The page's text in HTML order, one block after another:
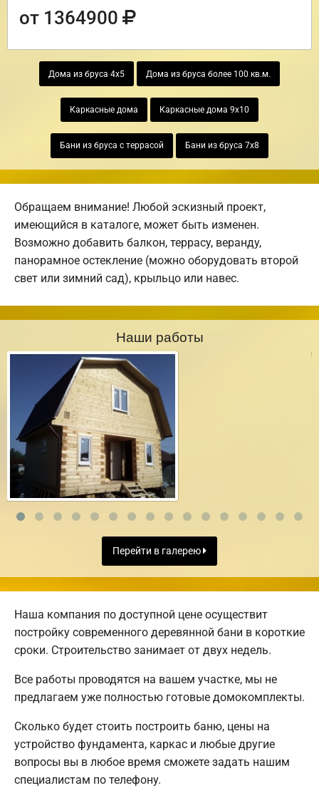
от 1364900
Дома из бруса 4х5 Дома из бруса более 100 кв.м.
Каркасные дома Каркасные дома 9х10
Бани из бруса с террасой Бани из бруса 7х8
Обращаем внимание! Любой эскизный проект,
имеющийся в каталоге, может быть изменен.
Возможно добавить балкон, террасу, веранду,
панорамное остекление (можно оборудовать второй
свет или зимний сад), крыльцо или навес.
Наши работы
Перейти в галерею
Наша компания по доступной цене осуществит
постройку современного деревянной бани в короткие
сроки. Строительство занимает от двух недель.
Все работы проводятся на вашем участке, мы не
предлагаем уже полностью готовые домокомплекты.
Сколько будет стоить построить баню, цены на
устройство фундамента, каркас и любые другие
вопросы вы в любое время сможете задать нашим
специалистам по телефону.